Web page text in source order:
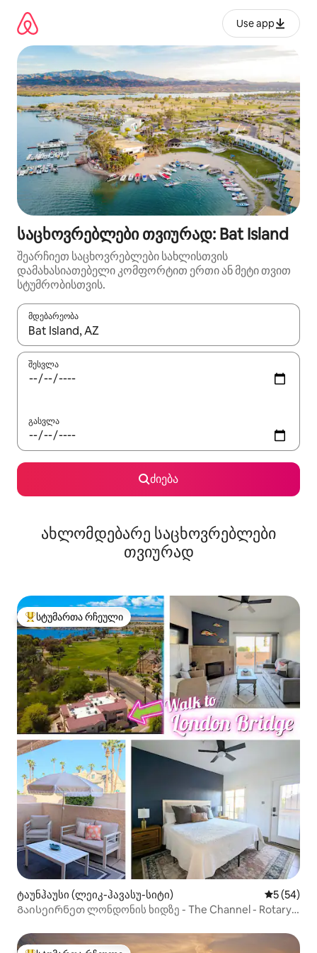
გადასვლა
Use app
საცხოვრებლები თვიურად: Bat Island
შეარჩიეთ საცხოვრებლები სახლისთვის
დამახასიათებელი კომფორტით ერთი ან მეტი თვით
სტუმრობისთვის.
მდებარეობა
როცა შედეგები ხელმისაწვდომი გახდება, ნავიგაციისთვის
შესვლა
გასვლა
ძიება
ახლომდებარე საცხოვრებლები
თვიურად
სტუმართა რჩეული მოწინავე ვარიანტი
სტუმართა რჩეული
ტაუნჰაუსი (ლეიკ-ჰავასუ-სიტი) საშუალო
5 (54)
Გაისეირნეთ ლონდონის ხიდზე - The Channel - Rotary